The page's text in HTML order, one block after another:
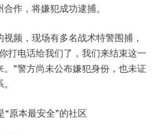
作，将嫌犯成功逮捕。
频，现场有多名战术特警围捕，
打电话给我们了，我们来结束这一
”警方尚未公布嫌犯身份，也未证
原本最安全”的社区